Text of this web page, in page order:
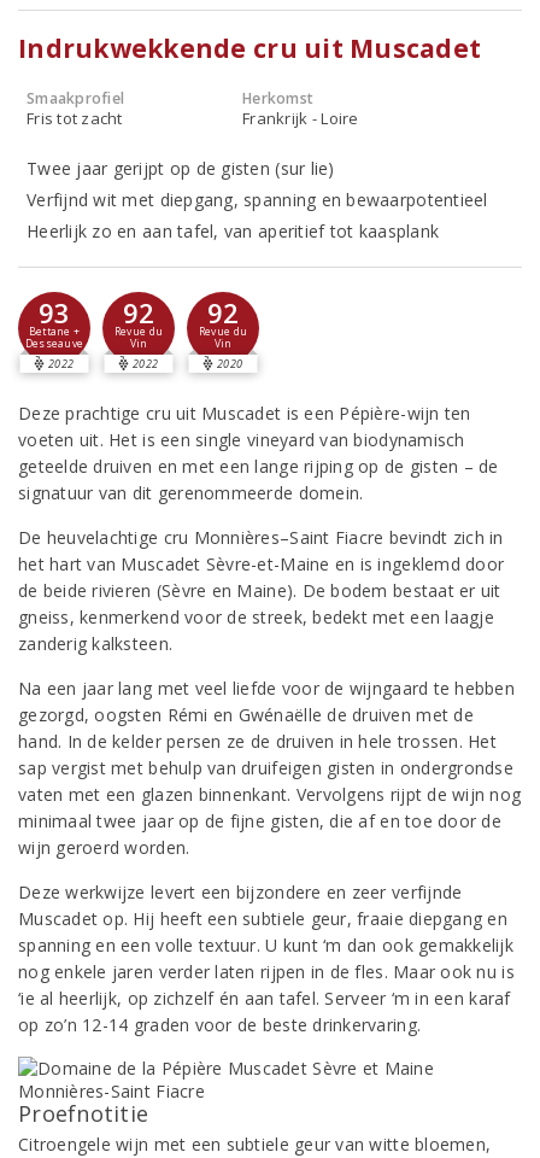
Indrukwekkende cru uit Muscadet
Smaakprofiel
Fris tot zacht
Herkomst
Frankrijk - Loire
Twee jaar gerijpt op de gisten (sur lie)
Verfijnd wit met diepgang, spanning en bewaarpotentieel
Heerlijk zo en aan tafel, van aperitief tot kaasplank
93
Bettane +
Desseauve
2022
92
Revue du
Vin
2022
92
Revue du
Vin
2020
Deze prachtige cru uit Muscadet is een Pépière-wijn ten
voeten uit. Het is een single vineyard van biodynamisch
geteelde druiven en met een lange rijping op de gisten – de
signatuur van dit gerenommeerde domein.
De heuvelachtige cru Monnières–Saint Fiacre bevindt zich in
het hart van Muscadet Sèvre-et-Maine en is ingeklemd door
de beide rivieren (Sèvre en Maine). De bodem bestaat er uit
gneiss, kenmerkend voor de streek, bedekt met een laagje
zanderig kalksteen.
Na een jaar lang met veel liefde voor de wijngaard te hebben
gezorgd, oogsten Rémi en Gwénaëlle de druiven met de
hand. In de kelder persen ze de druiven in hele trossen. Het
sap vergist met behulp van druifeigen gisten in ondergrondse
vaten met een glazen binnenkant. Vervolgens rijpt de wijn nog
minimaal twee jaar op de fijne gisten, die af en toe door de
wijn geroerd worden.
Deze werkwijze levert een bijzondere en zeer verfijnde
Muscadet op. Hij heeft een subtiele geur, fraaie diepgang en
spanning en een volle textuur. U kunt ‘m dan ook gemakkelijk
nog enkele jaren verder laten rijpen in de fles. Maar ook nu is
‘ie al heerlijk, op zichzelf én aan tafel. Serveer ‘m in een karaf
op zo’n 12-14 graden voor de beste drinkervaring.
Proefnotitie
Citroengele wijn met een subtiele geur van witte bloemen,